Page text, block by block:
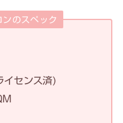
ンのスペック
センス済)